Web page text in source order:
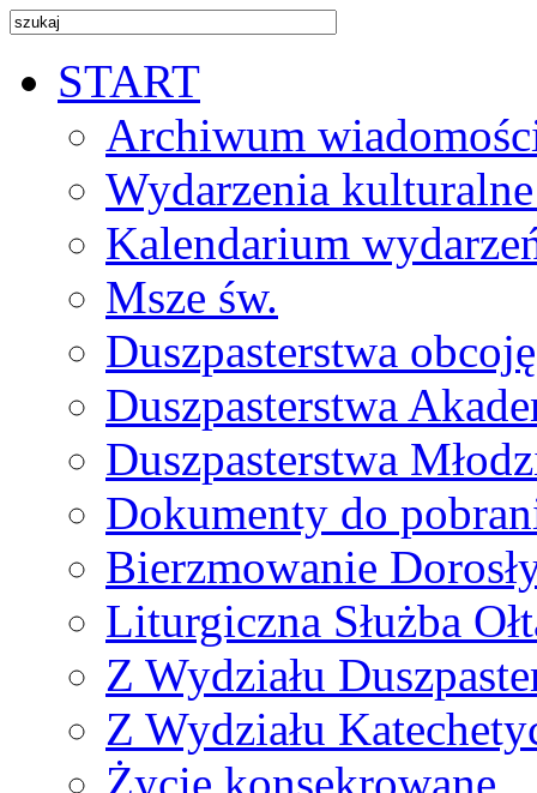
START
Archiwum
Wydarzenia
Kalendarium
Msze św.
Duszpasterstwa
Duszpasterstwa
Duszpasterstwa
Dokumenty do
Bierzmowanie
Liturgiczna Służba
Z Wydziału
Z Wydziału